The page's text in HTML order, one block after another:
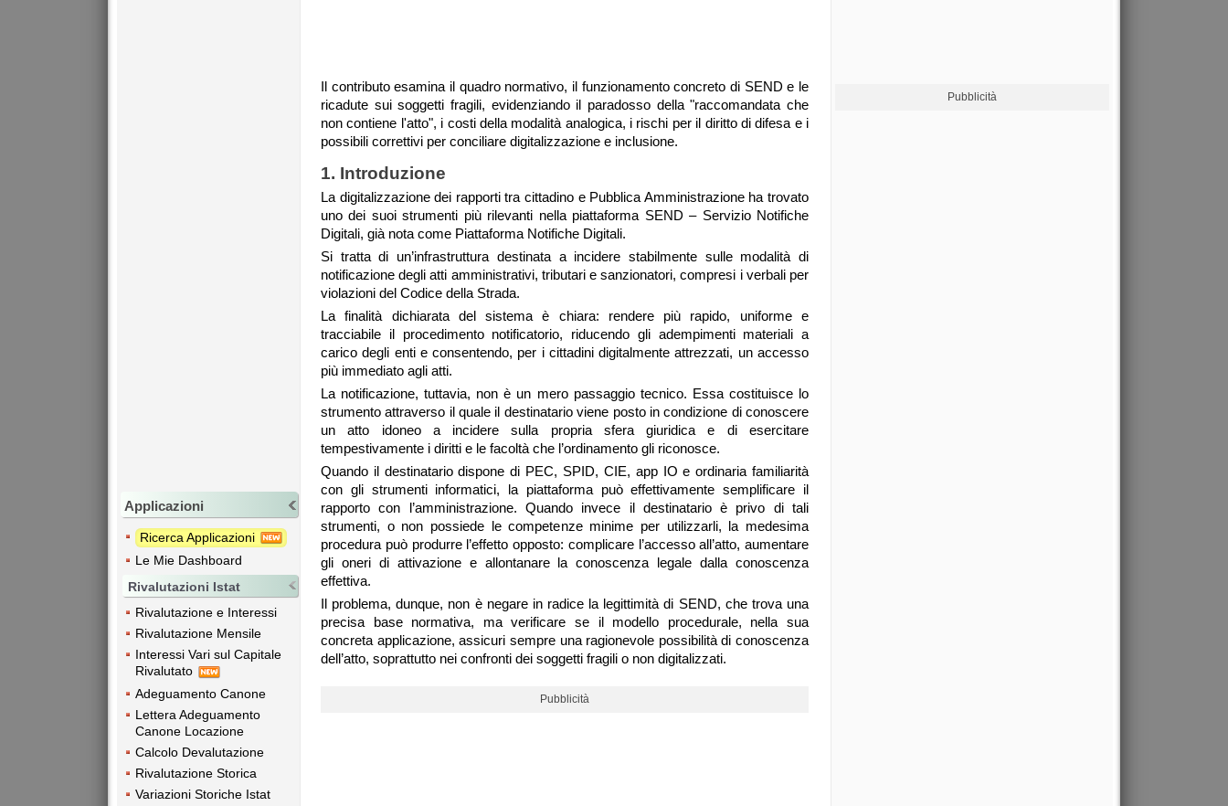
Applicazioni
Ricerca Applicazioni
Le Mie Dashboard
Rivalutazioni Istat
Rivalutazione e Interessi
Rivalutazione Mensile
Interessi Vari sul Capitale
Rivalutato
Adeguamento Canone
Lettera Adeguamento
Canone Locazione
Calcolo Devalutazione
Rivalutazione Storica
Variazioni Storiche Istat
Il contributo esamina il quadro normativo, il funzionamento concreto di SEND e le
ricadute sui soggetti fragili, evidenziando il paradosso della "raccomandata che
non contiene l'atto", i costi della modalità analogica, i rischi per il diritto di difesa e i
possibili correttivi per conciliare digitalizzazione e inclusione.
1. Introduzione
La digitalizzazione dei rapporti tra cittadino e Pubblica Amministrazione ha trovato
uno dei suoi strumenti più rilevanti nella piattaforma SEND – Servizio Notifiche
Digitali, già nota come Piattaforma Notifiche Digitali.
Si tratta di un’infrastruttura destinata a incidere stabilmente sulle modalità di
notificazione degli atti amministrativi, tributari e sanzionatori, compresi i verbali per
violazioni del Codice della Strada.
La finalità dichiarata del sistema è chiara: rendere più rapido, uniforme e
tracciabile il procedimento notificatorio, riducendo gli adempimenti materiali a
carico degli enti e consentendo, per i cittadini digitalmente attrezzati, un accesso
più immediato agli atti.
La notificazione, tuttavia, non è un mero passaggio tecnico. Essa costituisce lo
strumento attraverso il quale il destinatario viene posto in condizione di conoscere
un atto idoneo a incidere sulla propria sfera giuridica e di esercitare
tempestivamente i diritti e le facoltà che l’ordinamento gli riconosce.
Quando il destinatario dispone di PEC, SPID, CIE, app IO e ordinaria familiarità
con gli strumenti informatici, la piattaforma può effettivamente semplificare il
rapporto con l’amministrazione. Quando invece il destinatario è privo di tali
strumenti, o non possiede le competenze minime per utilizzarli, la medesima
procedura può produrre l’effetto opposto: complicare l’accesso all’atto, aumentare
gli oneri di attivazione e allontanare la conoscenza legale dalla conoscenza
effettiva.
Il problema, dunque, non è negare in radice la legittimità di SEND, che trova una
precisa base normativa, ma verificare se il modello procedurale, nella sua
concreta applicazione, assicuri sempre una ragionevole possibilità di conoscenza
dell’atto, soprattutto nei confronti dei soggetti fragili o non digitalizzati.
Pubblicità
Pubblicità